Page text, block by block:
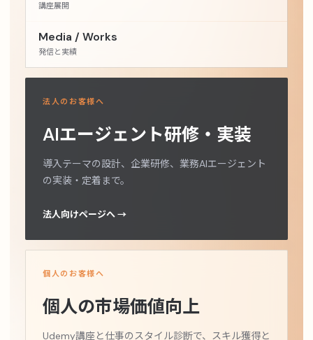
講座展開
Media / Works
発信と実績
法人のお客様へ
AIエージェント研修・実装
導入テーマの設計、企業研修、業務AIエージェント
の実装・定着まで。
法人向けページへ →
個人のお客様へ
個人の市場価値向上
Udemy講座と仕事のスタイル診断で、スキル獲得と